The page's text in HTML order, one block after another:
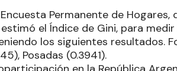
Permanente de Hogares,
el Índice de Gini, para medir
los siguientes resultados.
Posadas (0.3941).